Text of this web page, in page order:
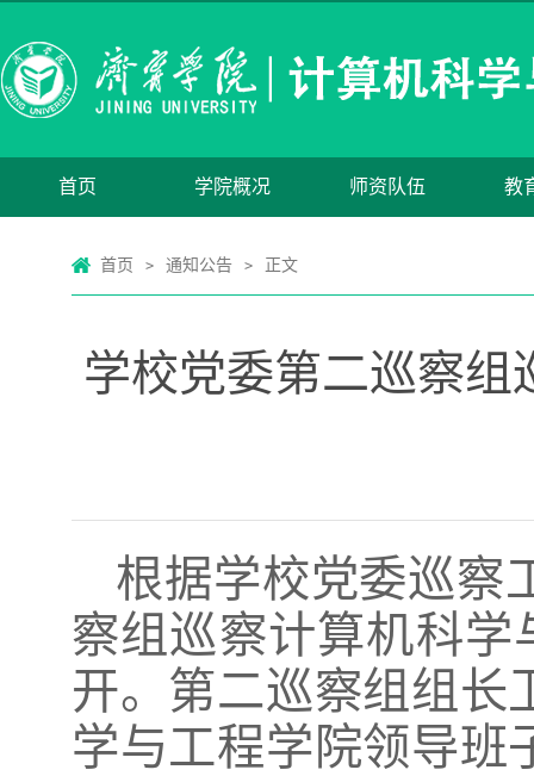
首页 学院概况 师资队伍 教
首页 > 通知公告 > 正文
学校党委第二巡察
根据学校党委巡察
察组巡察计算机科学
开。第二巡察组组长
学与工程学院领导班